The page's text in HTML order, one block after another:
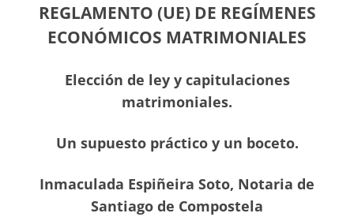
REGLAMENTO (UE) DE REGÍMENES
ECONÓMICOS MATRIMONIALES
Elección de ley y capitulaciones
matrimoniales.
Un supuesto práctico y un boceto.
Inmaculada Espiñeira Soto, Notaria de
Santiago de Compostela